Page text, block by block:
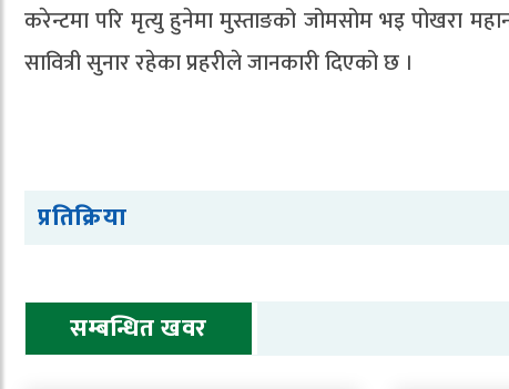
करेन्टमा परि मृत्यु हुनेमा मुस्ताङको जोमसोम भइ पोखरा
सावित्री सुनार रहेका प्रहरीले जानकारी दिएको छ ।
प्रतिक्रिया
सम्बन्धित खवर